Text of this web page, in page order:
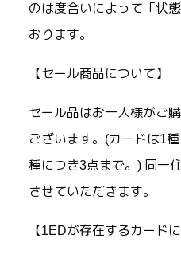
のは度合いによって「状
おります。
【セール商品について】
セール品はお一人様がご
ございます。(カードは1
種につき3点まで。) 同一
させていただきます。
【1EDが存在するカードに